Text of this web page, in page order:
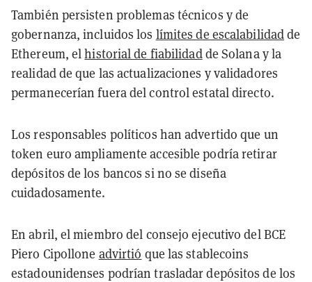
También persisten problemas técnicos y de
gobernanza, incluidos los límites de escalabilidadde
Ethereum, elhistorial de fiabilidadde Solana y la
realidad de que las actualizaciones y validadores
permanecerían fuera del control estatal directo.
Los responsables políticos han advertido que un
token euro ampliamente accesible podría retirar
depósitos de los bancos si no se diseña
cuidadosamente.
En abril, el miembro del consejo ejecutivo del BCE
Piero Cipollone advirtió que las stablecoins
estadounidenses podrían trasladar depósitos de los